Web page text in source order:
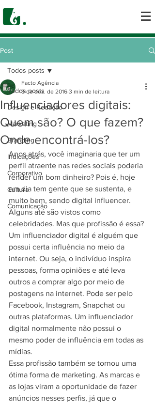
Post
Todos posts
Design e Redação
Marketing
Branding
Indicações
Corporativo
Cultura
Comunicação
Todos posts
Influenciadores digitais:
Quem são? O que fazem?
Onde encontrá-los?
Facto Agência
9 de dez. de 2016 3 min de leitura
Anos atrás, você imaginaria que ter um
perfil atraente nas redes sociais poderia
render um bom dinheiro? Pois é, hoje
em dia tem gente que se sustenta, e
muito bem, sendo digital influencer.
Alguns até são vistos como
celebridades. Mas que profissão é essa?
Um influenciador digital é alguém que
possui certa influência no meio da
internet. Ou seja, o indivíduo inspira
pessoas, forma opiniões e até leva
outros a comprar algo por meio de
postagens na internet. Pode ser pelo
Facebook, Instagram, Snapchat ou
outras plataformas. Um influenciador
digital normalmente não possui o
mesmo poder de influência em todas as
mídias.
Essa profissão também se tornou uma
ótima forma de marketing. As marcas e
as lojas viram a oportunidade de fazer
anúncios nesses perfis, já que o